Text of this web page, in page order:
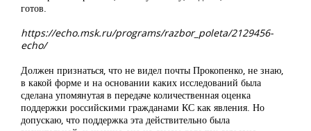
готов.
https://echo.msk.ru/programs/razbor_poleta/2129456-
echo/
Должен признаться, что не видел почты Прокопенко, не знаю,
в какой форме и на основании каких исследований была
сделана упомянутая в передаче количественная оценка
поддержки российскими гражданами КС как явления. Но
допускаю, что поддержка эта действительно была